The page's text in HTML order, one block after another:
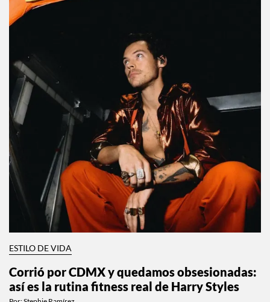
ESTILO DE VIDA
Corrió por CDMX y quedamos obsesionadas:
así es la rutina fitness real de Harry Styles